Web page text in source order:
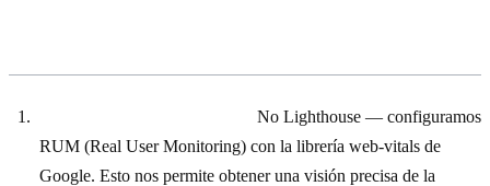
No Lighthouse — configuramos
RUM (Real User Monitoring) con la librería web-vitals de
Google. Esto nos permite obtener una visión precisa de la